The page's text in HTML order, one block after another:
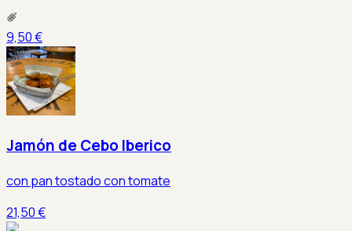
9,50 €
Jamón de Cebo Iberico
con pan tostado con tomate
21,50 €